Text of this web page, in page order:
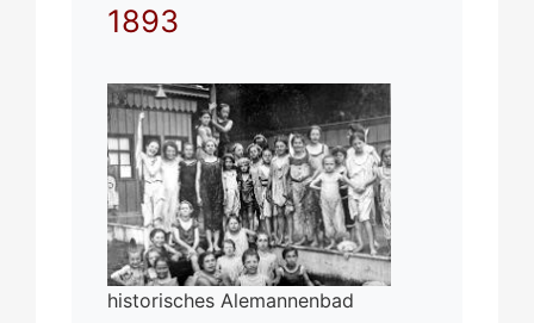
1893
historisches Alemannenbad